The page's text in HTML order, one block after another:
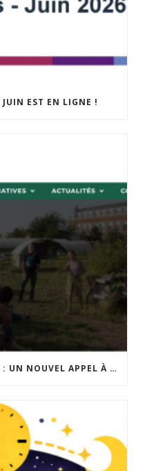
EST EN LIGNE !
« INSPIRONS LE QUARTIER » : UN NOUVEL APPEL À PROJETS EST LANCÉ !